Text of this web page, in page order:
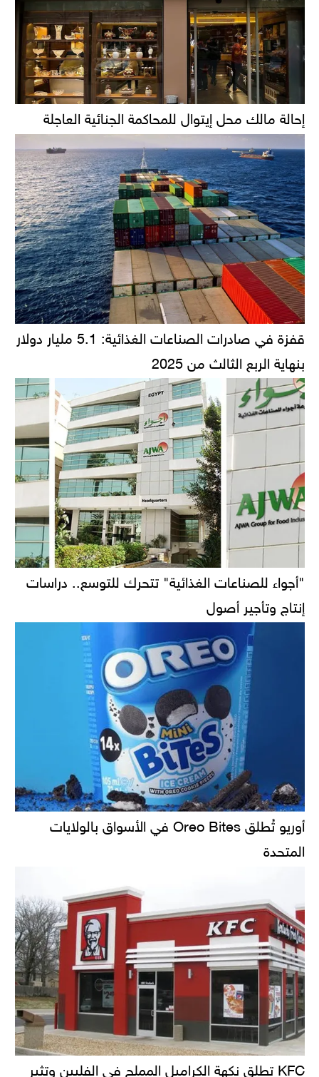
إحالة مالك محل إيتوال للمحاكمة الجنائية العاجلة
قفزة في صادرات الصناعات الغذائية: 5.1 مليار دولار
بنهاية الربع الثالث من 2025
"أجواء للصناعات الغذائية" تتحرك للتوسع.. دراسات
إنتاج وتأجير أصول
أوريو تُطلق Oreo Bites في الأسواق بالولايات
المتحدة
KFC تطلق نكهة الكراميل المملح في الفلبين وتثير